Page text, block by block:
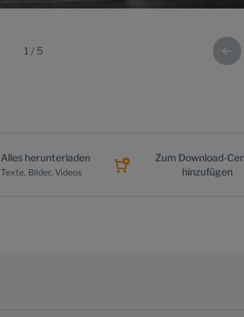
1 / 5
Alles herunterladen
Texte, Bilder, Videos
Zum Download-
hinzufügen